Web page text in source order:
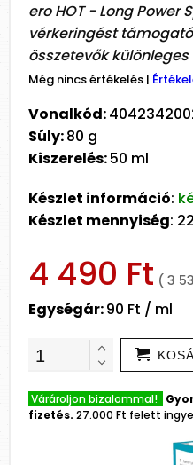
ero HOT - Long Power
vérkeringést
összetevők
Még nincs értékelés |
Vonalkód:
Súly:80 g
Kiszerelés:50 ml
Készlet információ:
Készlet mennyiség:
4 490 Ft ( 3
Egységár:90 Ft / ml
Várároljon bizalommal!
fizetés. 27.000 Ft felett